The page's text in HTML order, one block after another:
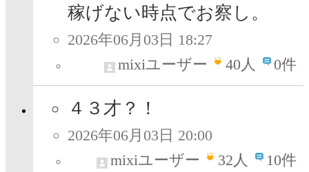
稼げない時点でお察し。
2026年06月03日 18:27
mixiユーザー
40人 0件
４３才？！
2026年06月03日 20:00
mixiユーザー
32人 10件